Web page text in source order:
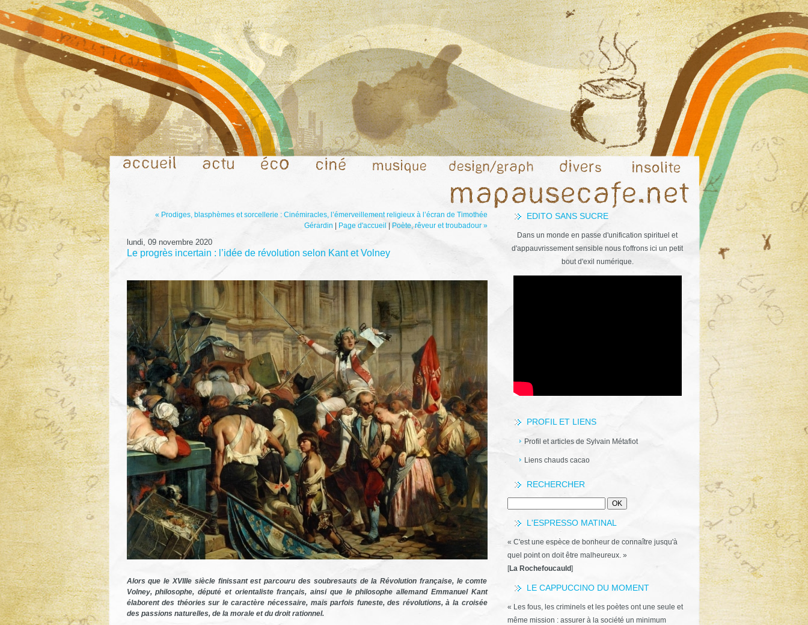
EDITO SANS SUCRE
Dans un monde en passe d'unification spirituel et
d'appauvrissement sensible nous t'offrons ici un petit
bout d'exil numérique.
PROFIL ET LIENS
Profil et articles de Sylvain Métafiot
Liens chauds cacao
RECHERCHER
L'ESPRESSO MATINAL
« C'est une espèce de bonheur de connaître jusqu'à
quel point on doit être malheureux. »
[La Rochefoucauld]
LE CAPPUCCINO DU MOMENT
« Les fous, les criminels et les poètes ont une seule et
même mission : assurer à la société un minimum
« Prodiges, blasphèmes et sorcellerie : Cinémiracles, l’émerveillement religieux à l’écran de Timothée
Gérardin
Page d'accueil Poète, rêveur et troubadour »
lundi, 09 novembre 2020
Le progrès incertain : l’idée de révolution selon Kant et Volney
Alors que le XVIIIe siècle finissant est parcouru des soubresauts de la Révolution française, le comte
Volney, philosophe, député et orientaliste français, ainsi que le philosophe allemand Emmanuel Kant
élaborent des théories sur le caractère nécessaire, mais parfois funeste, des révolutions, à la croisée
des passions naturelles, de la morale et du droit rationnel.